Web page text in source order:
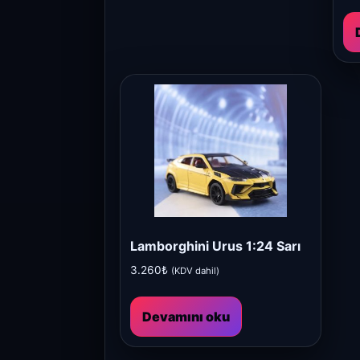
Lamborghini Urus 1:24 Sarı
3.260₺ (KDV dahil)
Devamını oku